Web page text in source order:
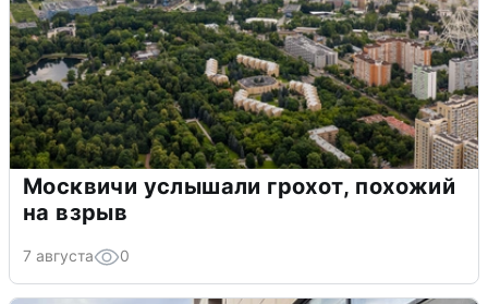
Москвичи услышали грохот, похожий
на взрыв
7 августа 0